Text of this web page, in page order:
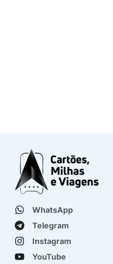
WhatsApp
Telegram
Instagram
YouTube